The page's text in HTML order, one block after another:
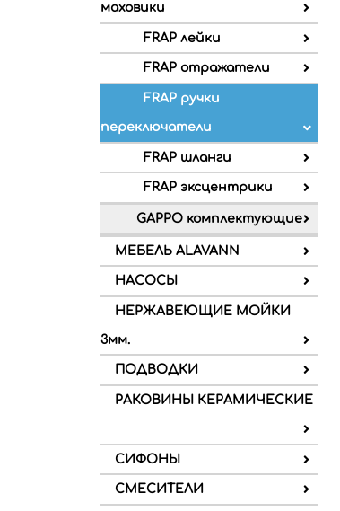
маховики
FRAP лейки
FRAP отражатели
FRAP ручки
переключатели
FRAP шланги
FRAP эксцентрики
GAPPO комплектующие
МЕБЕЛЬ ALAVANN
НАСОСЫ
НЕРЖАВЕЮЩИЕ МОЙКИ
3мм.
ПОДВОДКИ
РАКОВИНЫ КЕРАМИЧЕСКИЕ
СИФОНЫ
СМЕСИТЕЛИ